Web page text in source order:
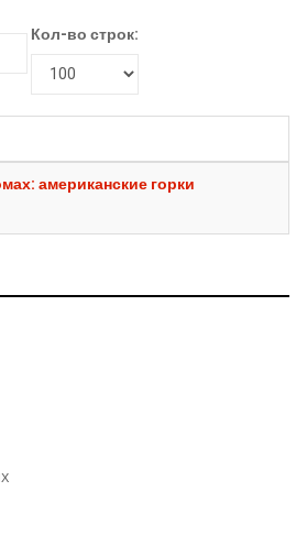
Кол-во строк:
американские горки